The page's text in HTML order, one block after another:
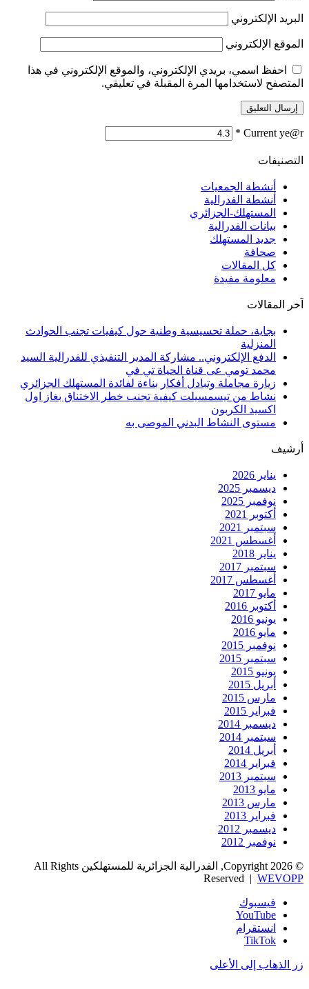
البريد الإلكتروني
الموقع الإلكتروني
احفظ اسمي، بريدي الإلكتروني، والموقع الإلكتروني في هذا
المتصفح لاستخدامها المرة المقبلة في تعليقي.
Current ye@r
*
التصنيفات
أنشطة الجمعيات
أنشطة الفدرالية
المستهلك-الجزائري
بيانات الفدرالية
جديد المستهلك
صحافة
كل المقالات
معلومة مفيدة
آخر المقالات
بجاية، حملة تحسيسية وطنية حول كيفيات تجنب الحوادث
المنزلية
الدفع الإلكتروني.. مشاركة المدير التنفيذي للفدرالية السيد
محمد تومي عى قناة الحياة تي في
زيارة مجاملة وتبادل أفكار بناءة لفائدة المستهلك الجزائري
نشاط من تيسمسيلت كيفية تجنب خطر الاختناق بغاز اول
اكسيد الكربون
مستوى النشاط البدني الموصى به
أرشيف
يناير 2026
ديسمبر 2025
نوفمبر 2025
أكتوبر 2021
سبتمبر 2021
أغسطس 2021
يناير 2018
سبتمبر 2017
أغسطس 2017
مايو 2017
أكتوبر 2016
يونيو 2016
مايو 2016
نوفمبر 2015
سبتمبر 2015
يونيو 2015
أبريل 2015
مارس 2015
فبراير 2015
ديسمبر 2014
سبتمبر 2014
أبريل 2014
فبراير 2014
سبتمبر 2013
مايو 2013
مارس 2013
فبراير 2013
ديسمبر 2012
نوفمبر 2012
© Copyright 2026, الفدرالية الجزائرية للمستهلكين All Rights
Reserved | WEVOPP
فيسبوك
‫YouTube
انستقرام
‫TikTok
زر الذهاب إلى الأعلى